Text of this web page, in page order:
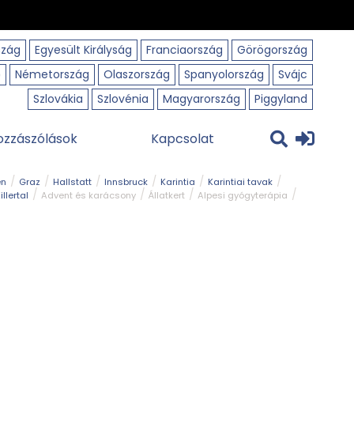
Egyesült Királyság Franciaország
Görögország
Németország Olaszország Spanyolország
Svájc
Szlovákia
Szlovénia Magyarország Piggyland
Kapcsolat
Graz Hallstatt Innsbruck Karintia
Karintiai tavak
Advent és karácsony Állatkert
Alpesi gyógyterápia